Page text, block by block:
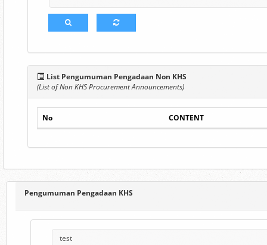
List Pengumuman Pengadaan Non KHS
(List of Non KHS Procurement Announcements)
No CONTENT
Pengumuman Pengadaan KHS